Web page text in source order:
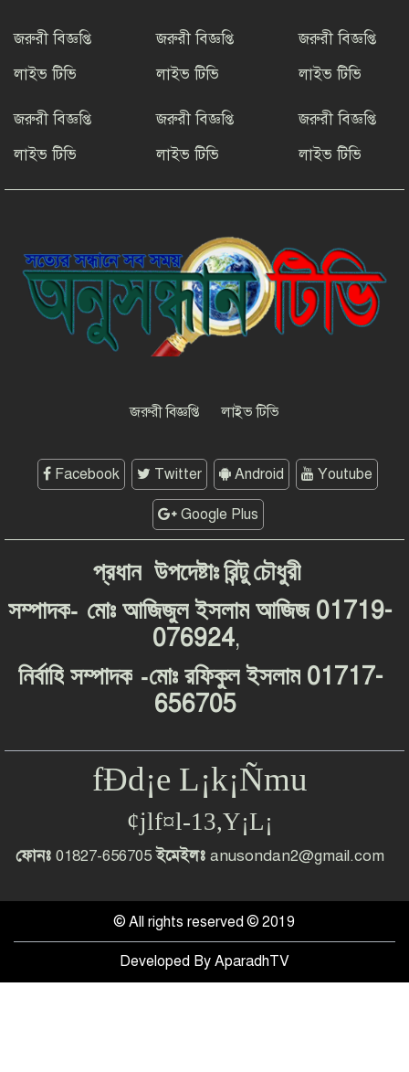
উদ্যোগের ডাক ইনফো বাংলার
আহমেদের জন্মদিনে ব্যতিক্রমী আত্মীয়
সাংবাদিকতার মর্যাদা রক্ষায় ঐক্যের
প্রত্যয়, জেএসএস চট্টগ্রাম মহানগর
কমিটির নতুন নেতৃত্বের পরিচিতি
শফিকের মুক্তি ও মামলা প্রত্যাহারের
দেশব্যাপী আন্দোলনের হুঁশিয়ারি
জরুরী বিজ্ঞপ্তি
লাইভ টিভি
জরুরী বিজ্ঞপ্তি
লাইভ টিভি
জরুরী বিজ্ঞপ্তি
লাইভ টিভি
জরুরী বিজ্ঞপ্তি
লাইভ টিভি
জরুরী বিজ্ঞপ্তি
লাইভ টিভি
জরুরী বিজ্ঞপ্তি
লাইভ টিভি
জরুরী বিজ্ঞপ্তি লাইভ টিভি
Facebook Twitter Android Youtube
Google Plus
প্রধান উপদেষ্টাঃরিন্টু চৌধুরী
সম্পাদক- মোঃ আজিজুল ইসলাম আজিজ 01719-
076924,
নির্বাহি সম্পাদক-মোঃ রফিকুল ইসলাম 01717-
656705
fÐd¡e L¡k¡Ñmu
¢jlf¤l-13,Y¡L¡
ফোনঃ 01827-656705ইমেইলঃ anusondan2@gmail.com
© All rights reserved © 2019
Developed By AparadhTV